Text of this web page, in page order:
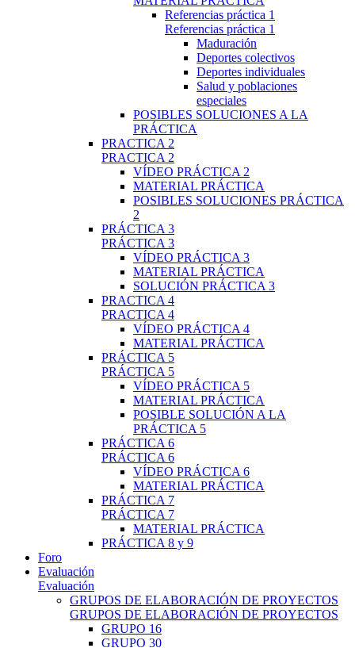
Referencias práctica 1
Referencias práctica 1
Maduración
Deportes colectivos
Deportes individuales
Salud y poblaciones
especiales
POSIBLES SOLUCIONES A LA
PRÁCTICA
PRACTICA 2
PRACTICA 2
VÍDEO PRÁCTICA 2
MATERIAL PRÁCTICA
POSIBLES SOLUCIONES PRÁCTICA
2
PRÁCTICA 3
PRÁCTICA 3
VÍDEO PRÁCTICA 3
MATERIAL PRÁCTICA
SOLUCIÓN PRÁCTICA 3
PRACTICA 4
PRACTICA 4
VÍDEO PRÁCTICA 4
MATERIAL PRÁCTICA
PRÁCTICA 5
PRÁCTICA 5
VÍDEO PRÁCTICA 5
MATERIAL PRÁCTICA
POSIBLE SOLUCIÓN A LA
PRÁCTICA 5
PRÁCTICA 6
PRÁCTICA 6
VÍDEO PRÁCTICA 6
MATERIAL PRÁCTICA
PRÁCTICA 7
PRÁCTICA 7
MATERIAL PRÁCTICA
PRÁCTICA 8 y 9
Foro
Evaluación
Evaluación
GRUPOS DE ELABORACIÓN DE PROYECTOS
GRUPOS DE ELABORACIÓN DE PROYECTOS
GRUPO 16
GRUPO 30